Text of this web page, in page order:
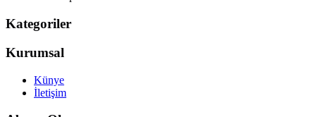
Kategoriler
Kurumsal
Künye
İletişim